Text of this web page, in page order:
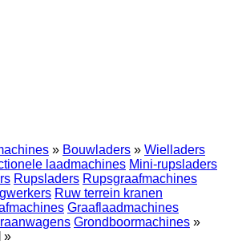
» Bouwladers » Wielladers
laadmachines Mini-rupsladers
Rupsladers Rupsgraafmachines
Ruw terrein kranen
Graaflaadmachines
Grondboormachines »
»